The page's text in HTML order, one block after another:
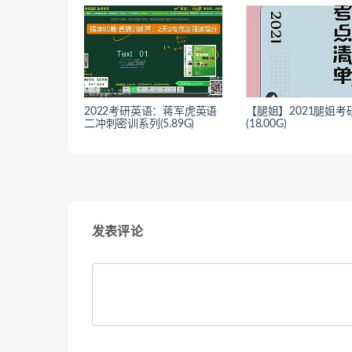
2022考研英语：蒋军虎英语
二冲刺密训系列(5.89G)
【腿姐】2021腿姐考
(18.00G)
发表评论